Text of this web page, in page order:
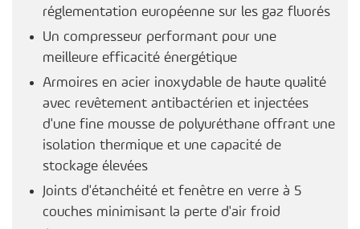
réglementation européenne sur les gaz fluorés
Un compresseur performant pour une
meilleure efficacité énergétique
Armoires en acier inoxydable de haute qualité
avec revêtement antibactérien et injectées
d'une fine mousse de polyuréthane offrant une
isolation thermique et une capacité de
stockage élevées
Joints d'étanchéité et fenêtre en verre à 5
couches minimisant la perte d'air froid